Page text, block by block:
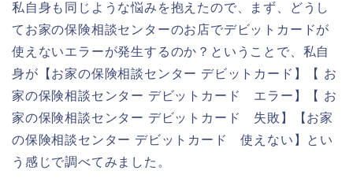
私自身も同じような悩みを抱えたので、まず、どうし
てお家の保険相談センターのお店でデビットカードが
使えないエラーが発生するのか？ということで、私自
身が【お家の保険相談センター デビットカード】【 お
家の保険相談センター デビットカード エラー】【 お
家の保険相談センター デビットカード 失敗】【お家
の保険相談センター デビットカード 使えない】とい
う感じで調べてみました。